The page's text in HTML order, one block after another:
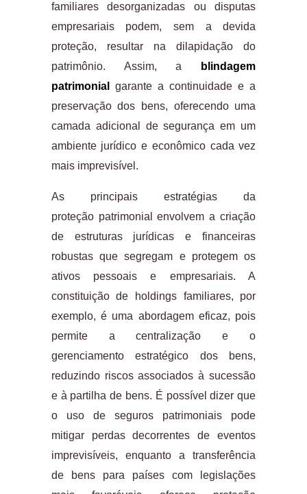
familiares desorganizadas ou disputas
empresariais podem, sem a devida
proteção, resultar na dilapidação do
patrimônio. Assim, a
blindagem
patrimonial
garante a continuidade e a
preservação dos bens, oferecendo uma
camada adicional de segurança em um
ambiente jurídico e econômico cada vez
mais imprevisível.
As principais estratégias da
proteção patrimonial envolvem a criação
de estruturas jurídicas e financeiras
robustas que segregam e protegem os
ativos pessoais e empresariais. A
constituição de holdings familiares, por
exemplo, é uma abordagem eficaz, pois
permite a centralização e o
gerenciamento estratégico dos bens,
reduzindo riscos associados à sucessão
e à partilha de bens. É possível dizer que
o uso de seguros patrimoniais pode
mitigar perdas decorrentes de eventos
imprevisíveis, enquanto a transferência
de bens para países com legislações